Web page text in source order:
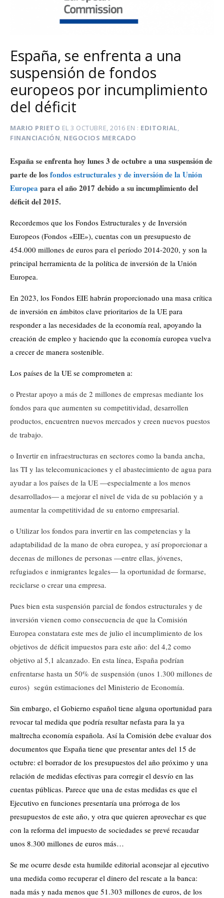
España, se enfrenta a una
suspensión de fondos
europeos por incumplimiento
del déficit
MARIO PRIETO EL3 OCTUBRE, 2016 EN EDITORIAL,
FINANCIACIÓN, NEGOCIOS MERCADO
España se enfrenta hoy lunes 3 de octubre a una suspensión de
parte de losfondos estructurales y de inversión de la Unión
Europea para el año 2017 debido a su incumplimiento del
déficit del 2015.
Recordemos que los Fondos Estructurales y de Inversión
Europeos (Fondos «EIE»), cuentas con un presupuesto de
454.000 millones de euros para el período 2014-2020, y son la
principal herramienta de la política de inversión de la Unión
Europea.
En 2023, los Fondos EIE habrán proporcionado una masa crítica
de inversión en ámbitos clave prioritarios de la UE para
responder a las necesidades de la economía real, apoyando la
creación de empleo y haciendo que la economía europea vuelva
a crecer de manera sostenible.
Los países de la UE se comprometen a:
o Prestar apoyo a más de 2 millones de empresas mediante los
fondos para que aumenten su competitividad, desarrollen
productos, encuentren nuevos mercados y creen nuevos puestos
de trabajo.
o Invertir en infraestructuras en sectores como la banda ancha,
las TI y las telecomunicaciones y el abastecimiento de agua para
ayudar a los países de la UE —especialmente a los menos
desarrollados— a mejorar el nivel de vida de su población y a
aumentar la competitividad de su entorno empresarial.
o Utilizar los fondos para invertir en las competencias y la
adaptabilidad de la mano de obra europea, y así proporcionar a
decenas de millones de personas —entre ellas, jóvenes,
refugiados e inmigrantes legales— la oportunidad de formarse,
reciclarse o crear una empresa.
Pues bien esta suspensión parcial de fondos estructurales y de
inversión vienen como consecuencia de que la Comisión
Europea constatara este mes de julio el incumplimiento de los
objetivos de déficit impuestos para este año: del 4,2 como
objetivo al 5,1 alcanzado. En esta línea, España podrían
enfrentarse hasta un 50% de suspensión (unos 1.300 millones de
euros) según estimaciones del Ministerio de Economía.
Sin embargo, el Gobierno español tiene alguna oportunidad para
revocar tal medida que podría resultar nefasta para la ya
maltrecha economía española. Así la Comisión debe evaluar dos
documentos que España tiene que presentar antes del 15 de
octubre: el borrador de los presupuestos del año próximo y una
relación de medidas efectivas para corregir el desvío en las
cuentas públicas. Parece que una de estas medidas es que el
Ejecutivo en funciones presentaría una prórroga de los
presupuestos de este año, y otra que quieren aprovechar es que
con la reforma del impuesto de sociedades se prevé recaudar
unos 8.300 millones de euros más…
Se me ocurre desde esta humilde editorial aconsejar al ejecutivo
una medida como recuperar el dinero del rescate a la banca:
nada más y nada menos que 51.303 millones de euros, de los